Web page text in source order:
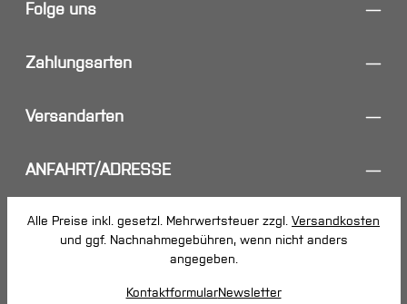
Folge uns
Zahlungsarten
Versandarten
ANFAHRT/ADRESSE
Alle Preise inkl. gesetzl. Mehrwertsteuer zzgl. Versandkosten
und ggf. Nachnahmegebühren, wenn nicht anders
angegeben.
KontaktformularNewsletter